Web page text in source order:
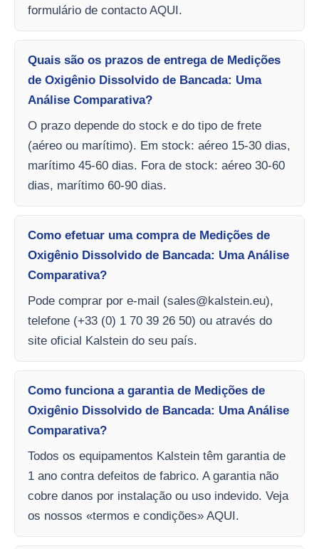
formulário de contacto AQUI.
Quais são os prazos de entrega de Medições
de Oxigênio Dissolvido de Bancada: Uma
Análise Comparativa?
O prazo depende do stock e do tipo de frete
(aéreo ou marítimo). Em stock: aéreo 15-30 dias,
marítimo 45-60 dias. Fora de stock: aéreo 30-60
dias, marítimo 60-90 dias.
Como efetuar uma compra de Medições de
Oxigênio Dissolvido de Bancada: Uma Análise
Comparativa?
Pode comprar por e-mail (sales@kalstein.eu),
telefone (+33 (0) 1 70 39 26 50) ou através do
site oficial Kalstein do seu país.
Como funciona a garantia de Medições de
Oxigênio Dissolvido de Bancada: Uma Análise
Comparativa?
Todos os equipamentos Kalstein têm garantia de
1 ano contra defeitos de fabrico. A garantia não
cobre danos por instalação ou uso indevido. Veja
os nossos «termos e condições» AQUI.